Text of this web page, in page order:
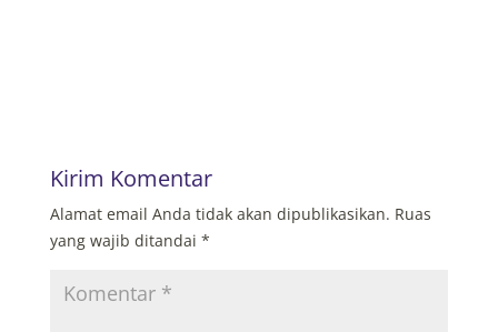
Kirim Komentar
Alamat email Anda tidak akan dipublikasikan. Ruas
yang wajib ditandai *